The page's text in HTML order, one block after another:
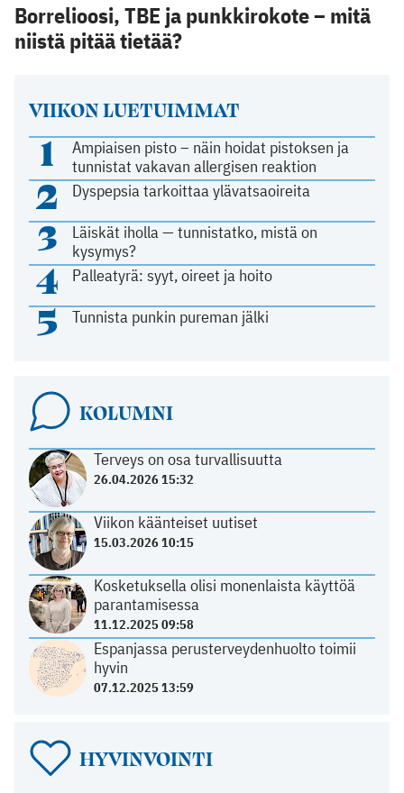
VIIKON LUETUIMMAT
1
Ampiaisen pisto – näin hoidat pistoksen ja
tunnistat vakavan allergisen reaktion
2 Dyspepsia tarkoittaa ylävatsaoireita
3
Läiskät iholla — tunnistatko, mistä on
kysymys?
4 Palleatyrä: syyt, oireet ja hoito
5 Tunnista punkin pureman jälki
KOLUMNI
Terveys on osa turvallisuutta
26.04.2026 15:32
Viikon käänteiset uutiset
15.03.2026 10:15
Kosketuksella olisi monenlaista käyttöä
parantamisessa
11.12.2025 09:58
Espanjassa perusterveydenhuolto toimii
hyvin
07.12.2025 13:59
HYVINVOINTI
Borrelioosi, TBE ja punkkirokote – mitä
niistä pitää tietää?